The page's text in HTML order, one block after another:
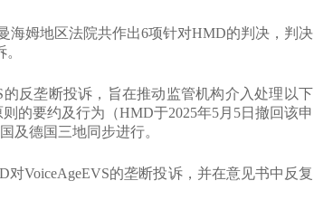
姆地区法院共作出6项针对HMD的判决，判决
反垄断投诉，旨在推动监管机构介入处理以下
的要约及行为（HMD于2025年5月5日撤回该申
及德国三地同步进行。
VoiceAgeEVS的垄断投诉，并在意见书中反复